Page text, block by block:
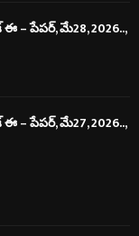
ఈ – పేపర్, మే28, 2026..,
ఈ – పేపర్, మే27, 2026..,